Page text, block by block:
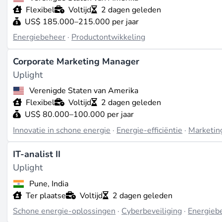
technologieproviders zoals Google en Schneider Electric
Recente Ontwikkelingen
In de afgelopen twee jaar heeft Uplight meerdere
Engagement and Grid-Edge DERMS Leader, wat zijn
initiatieven, wat blijkt uit zijn jaarlijkse Voice of the
elektrische voertuigen analyseert (bron:
Uplight zijn AI-modellen voor vraagresponsstrategieën
inspanningen zijn gericht op het aanpakken van de
uplight.com
Uplight biedt een breed scala aan functies in
het aannemen van talent in AI/ML-engineering en
uplight.com). Vacatures zijn beschikbaar op het
meer dan 450 medewerkers (bron:bitscale.ai
Task Force en de oprichting van door medewerkers
Flexibel
Voltijd
2 dagen geleden
US$ 185.000–215.000 per jaar
Energiebeheer · Productontwikkeling
Corporate Marketing Manager
Uplight
Verenigde Staten van Amerika
Flexibel
Voltijd
2 dagen geleden
US$ 80.000–100.000 per jaar
Innovatie in schone energie · Energie-efficiëntie ·
IT-analist II
Uplight
Pune, India
Ter plaatse
Voltijd
2 dagen geleden
Schone energie-oplossingen · Cyberbeveiliging ·